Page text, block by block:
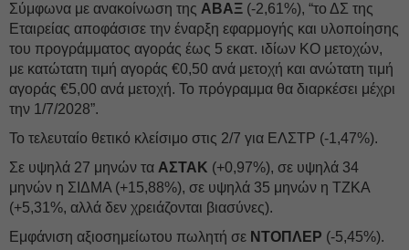
Σύμφωνα με ανακοίνωση της ΑΒΑΞ (-2,61%), “το ΔΣ της
Εταιρείας αποφάσισε την έναρξη εφαρμογής και υλοποίησης
του προγράμματος αγοράς έως 5 εκατ. ιδίων ΚΟ μετοχών,
με κατώτατη τιμή αγοράς €0,50 ανά μετοχή και ανώτατη τιμή
αγοράς €5,00 ανά μετοχή. Το πρόγραμμα θα διαρκέσει μέχρι
την 1/7/2028”.
Το τελευταίο θετικό κλείσιμο στις 2/7 για ΕΛΣΤΡ (-1,47%).
Σε υψηλά 27 μηνών τα ΑΣΤΑΚ (+0,97%), σε υψηλά 34
μηνών η ΣΙΔΜΑ (+15,88%), σε υψηλά 35 μηνών η ΤΖΚΑ
(+5,31%, αλλά δεν χρειάζονται βιασύνες).
Εμφάνιση αξιοσημείωτου πωλητή σε ΝΤΟΠΛΕΡ (-5,45%).